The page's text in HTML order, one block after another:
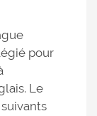
pour
Le